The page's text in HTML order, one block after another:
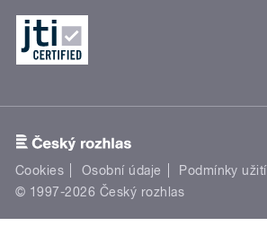
Cookies Osobní údaje Podmínky užití
© 1997-2026 Český rozhlas